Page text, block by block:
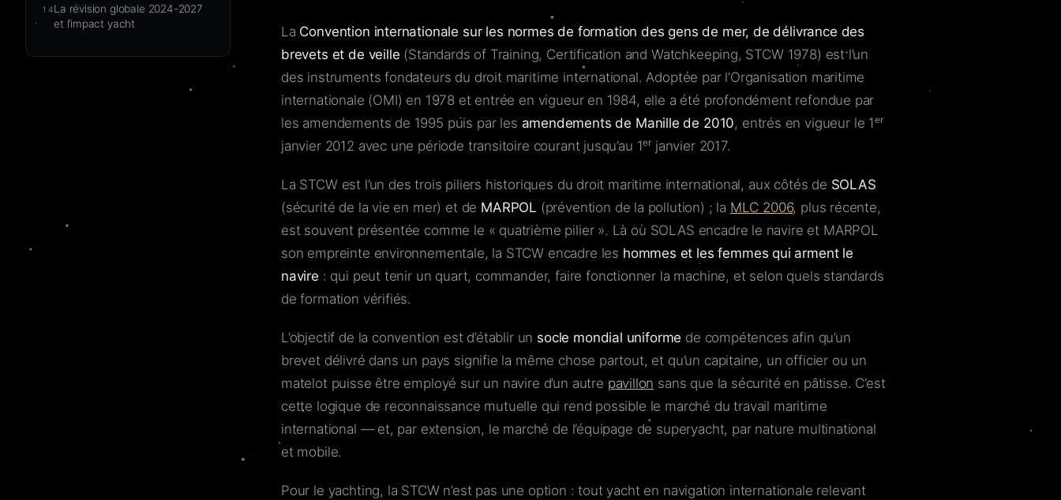
14La révision globale 2024-2027
et l’impact yacht
La Convention internationale sur les normes de formation des gens de mer, de délivrance des
brevets et de veille (Standards of Training, Certification and Watchkeeping, STCW 1978) est l’un
des instruments fondateurs du droit maritime international. Adoptée par l’Organisation maritime
internationale (OMI) en 1978 et entrée en vigueur en 1984, elle a été profondément refondue par
les amendements de 1995 puis par les amendements de Manille de 2010, entrés en vigueur le 1ᵉʳ
janvier 2012 avec une période transitoire courant jusqu’au 1ᵉʳ janvier 2017.
La STCW est l’un des trois piliers historiques du droit maritime international, aux côtés de SOLAS
(sécurité de la vie en mer) et de MARPOL (prévention de la pollution) ; la MLC 2006, plus récente,
est souvent présentée comme le « quatrième pilier ». Là où SOLAS encadre le navire et MARPOL
son empreinte environnementale, la STCW encadre les hommes et les femmes qui arment le
navire : qui peut tenir un quart, commander, faire fonctionner la machine, et selon quels standards
de formation vérifiés.
L’objectif de la convention est d’établir un socle mondial uniforme de compétences afin qu’un
brevet délivré dans un pays signifie la même chose partout, et qu’un capitaine, un officier ou un
matelot puisse être employé sur un navire d’un autre pavillon sans que la sécurité en pâtisse. C’est
cette logique de reconnaissance mutuelle qui rend possible le marché du travail maritime
international — et, par extension, le marché de l’équipage de superyacht, par nature multinational
et mobile.
Pour le yachting, la STCW n’est pas une option : tout yacht en navigation internationale relevant